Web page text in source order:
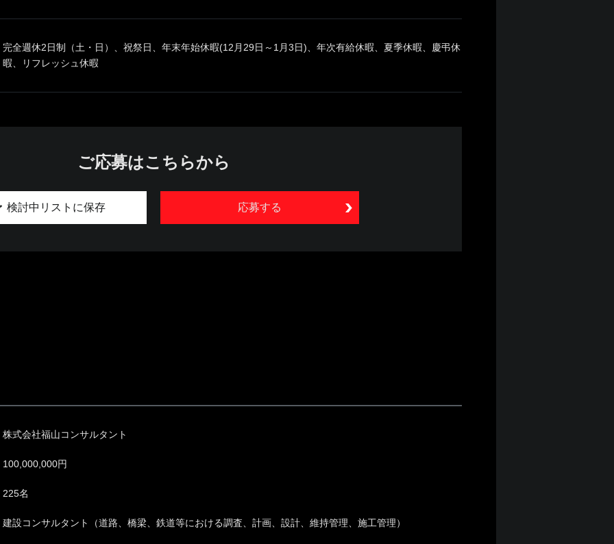
完全週休2日制（土・日）、祝祭日、年末年始休暇(12月29日～1月3日)、年次有給休暇、夏季休暇、慶弔休
暇、リフレッシュ休暇
ご応募はこちらから
応募する
検討中リストに保存
株式会社福山コンサルタント
100,000,000円
225名
建設コンサルタント（道路、橋梁、鉄道等における調査、計画、設計、維持管理、施工管理）